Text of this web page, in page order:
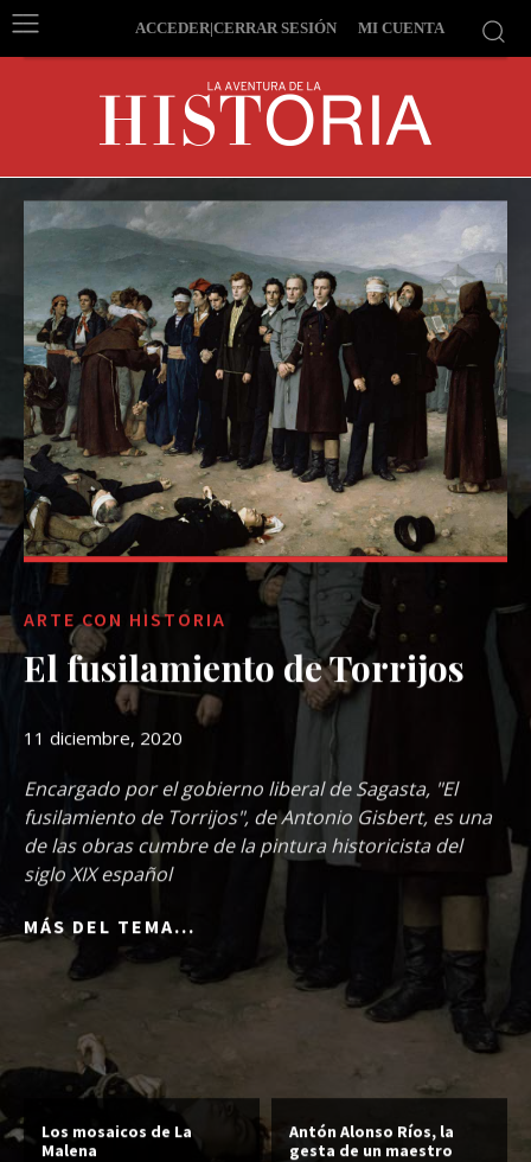
ACCEDER|CERRAR SESIÓN MI CUENTA
ARTE CON HISTORIA
El fusilamiento de Torrijos
11 diciembre, 2020
Encargado por el gobierno liberal de Sagasta, "El
fusilamiento de Torrijos", de Antonio Gisbert, es una
de las obras cumbre de la pintura historicista del
siglo XIX español
MÁS DEL TEMA...
Los mosaicos de La
Malena
Antón Alonso Ríos, la
gesta de un maestro